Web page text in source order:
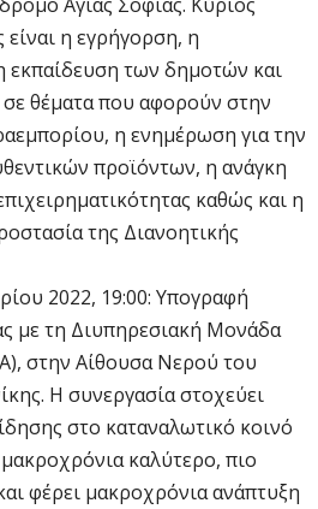
η εγρήγορση, η
εκπαίδευση των δημοτών και
θέματα που αφορούν στην
η ενημέρωση για την
προϊόντων, η ανάγκη
καθώς και η
της Διανοητικής
2022, 19:00: Υπογραφή
με τη Διυπηρεσιακή Μονάδα
στην Αίθουσα Νερού του
Η συνεργασία στοχεύει
στο καταναλωτικό κοινό
μακροχρόνια καλύτερο, πιο
φέρει μακροχρόνια ανάπτυξη